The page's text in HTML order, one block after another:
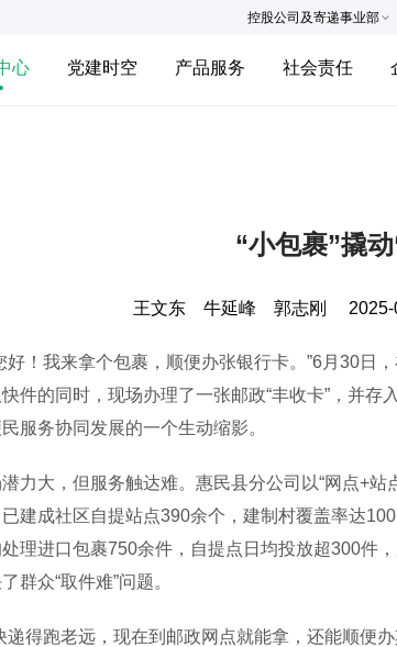
控股公司及寄递事业部
心 党建时空 产品服务 社会责任
“小包裹”撬
王文东 牛延峰 郭志刚
！我来拿个包裹，顺便办张银行卡。”6月30日
件的同时，现场办理了一张邮政“丰收卡”，并存
服务协同发展的一个生动缩影。
大，但服务触达难。惠民县分公司以“网点+站
建成社区自提站点390余个，建制村覆盖率达
理进口包裹750余件，自提点日均投放超300件
群众“取件难”问题。
得跑老远，现在到邮政网点就能拿，还能顺便办